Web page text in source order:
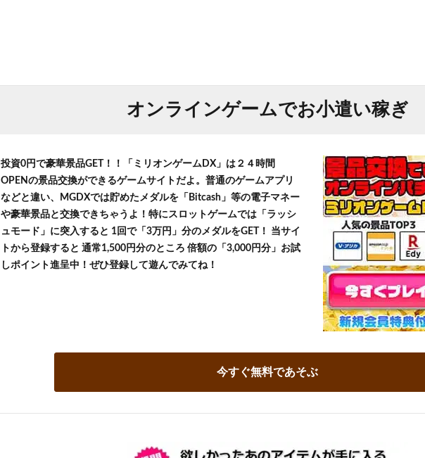
オンラインゲームでお小遣い稼ぎ
投資0円で豪華景品GET！！「ミリオンゲームDX」は２４時間
OPENの景品交換ができるゲームサイトだよ。普通のゲームアプリ
などと違い、MGDXでは貯めたメダルを「Bitcash」等の電子マネー
や豪華景品と交換できちゃうよ！特にスロットゲームでは「ラッシ
ュモード」に突入すると 1回で「3万円」分のメダルをGET！ 当サイ
トから登録すると 通常1,500円分のところ 倍額の「3,000円分」お試
しポイント進呈中！ぜひ登録して遊んでみてね！
今すぐ無料であそぶ